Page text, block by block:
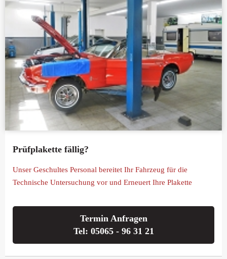
Prüfplakette fällig?
Unser Geschultes Personal bereitet Ihr Fahrzeug für die
Technische Untersuchung vor und Erneuert Ihre Plakette
Termin Anfragen
Tel: 05065 - 96 31 21